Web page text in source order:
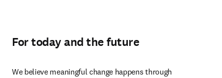
For today and the future
We believe meaningful change happens through